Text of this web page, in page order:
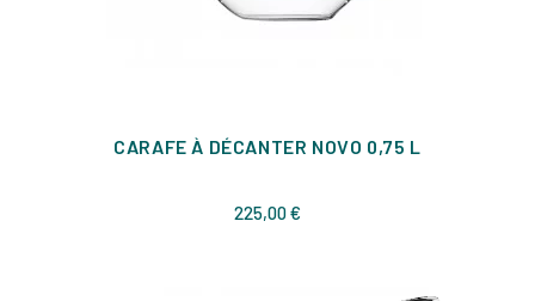
CARAFE À DÉCANTER NOVO 0,75 L
225,00 €